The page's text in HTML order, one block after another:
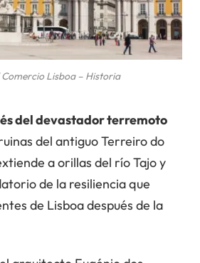
Comercio Lisboa – Historia
del devastador terremoto
del antiguo Terreiro do
a orillas del río Tajo y
de la resiliencia que
de Lisboa después de la